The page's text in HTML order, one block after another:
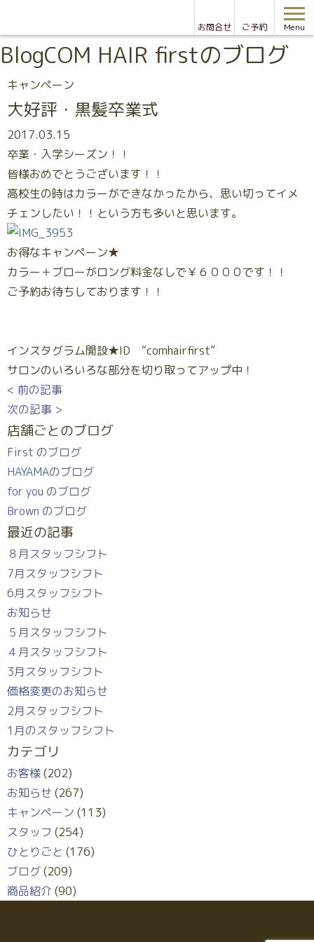
お問合せ ご予約 Menu
BlogCOM HAIR firstのブログ
キャンペーン
大好評・黒髪卒業式
2017.03.15
卒業・入学シーズン！！
皆様おめでとうございます！！
高校生の時はカラーができなかったから、思い切ってイメ
チェンしたい！！という方も多いと思います。
お得なキャンペーン★
カラー＋ブローがロング料金なしで￥６０００です！！
ご予約お待ちしております！！
インスタグラム開設★ID “comhairfirst”
サロンのいろいろな部分を切り取ってアップ中！
< 前の記事
次の記事 >
店舗ごとのブログ
First のブログ
HAYAMAのブログ
for you のブログ
Brown のブログ
最近の記事
８月スタッフシフト
7月スタッフシフト
6月スタッフシフト
お知らせ
５月スタッフシフト
４月スタッフシフト
3月スタッフシフト
価格変更のお知らせ
2月スタッフシフト
1月のスタッフシフト
カテゴリ
お客様(202)
お知らせ (267)
キャンペーン (113)
スタッフ (254)
ひとりごと (176)
ブログ(209)
商品紹介 (90)